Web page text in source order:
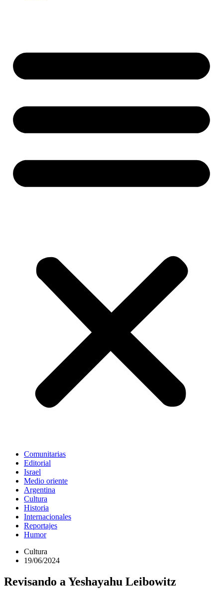
Comunitarias
Editorial
Israel
Medio oriente
Argentina
Cultura
Historia
Internacionales
Reportajes
Humor
Cultura
19/06/2024
Revisando a Yeshayahu Leibowitz